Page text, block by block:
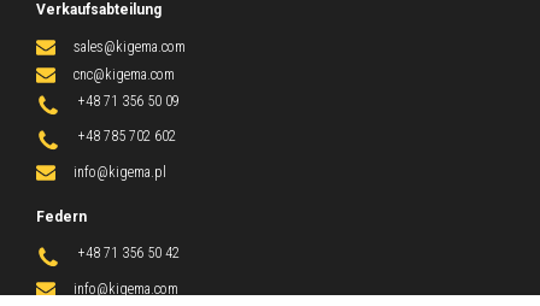
Verkaufsabteilung
sales@kigema.com
cnc@kigema.com
+48 71 356 50 09
+48 785 702 602
info@kigema.pl
Federn
+48 71 356 50 42
info@kigema.com